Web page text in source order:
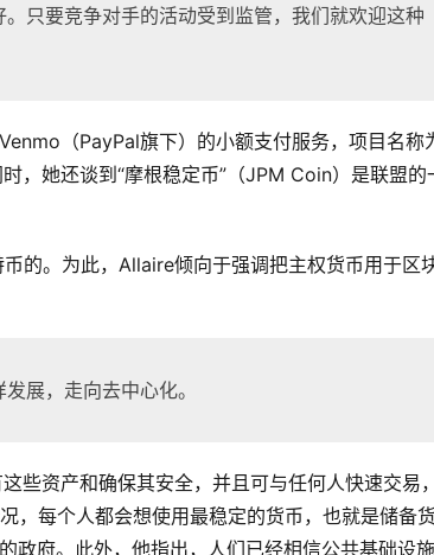
只要竞争对手的活动受到监管，我们就欢迎这种
（PayPal旗下）的小额支付服务，项目名称
，她还谈到“摩根稳定币”（JPM Coin）是联盟的
的。为此，Allaire倾向于强调把主权货币用于区
展，走向去中心化。
些资产和确保其安全，并且可与任何人快速交易
，每个人都会想使用最稳定的货币，也就是储备
政府。此外，他指出，人们已经相信公共基础设